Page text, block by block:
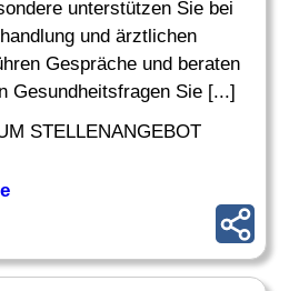
unterstützen Sie bei
und ärztlichen
Gespräche und beraten
Gesundheitsfragen Sie [...]
STELLENANGEBOT